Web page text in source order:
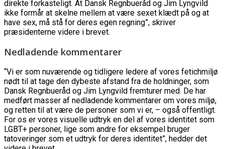
direkte forkasteligt. At Dansk Regnbueråd og Jim Lyngvild
ikke formår at skelne mellem at være sexet klædt på og at
have sex, må stå for deres egen regning”, skriver
præsidenterne videre i brevet.
Nedladende kommentarer
“Vi er som nuværende og tidligere ledere af vores fetichmiljø
nødt til at tage den dybeste afstand fra de holdninger, som
Dansk Regnbueråd og Jim Lyngvild fremturer med. De har
medført masser af nedladende kommentarer om vores miljø,
og retten til at være de personer som vi er, – også offentligt.
For os er vores visuelle udtryk en del af vores identitet som
LGBT+ personer, lige som andre for eksempel bruger
tatoveringer som et udtryk for deres identitet”, hedder det